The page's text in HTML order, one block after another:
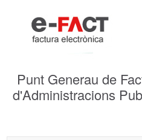
Punt Generau de
d'Administracions